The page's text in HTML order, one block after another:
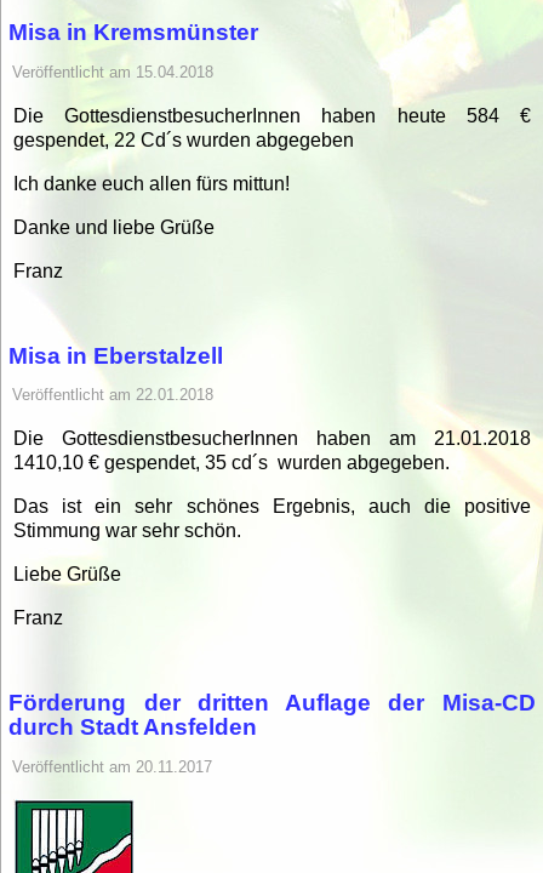
Misa in Kremsmünster
Veröffentlicht am 15.04.2018
Die GottesdienstbesucherInnen haben heute 584 €
gespendet, 22 Cd´s wurden abgegeben
Ich danke euch allen fürs mittun!
Danke und liebe Grüße
Franz
Misa in Eberstalzell
Veröffentlicht am 22.01.2018
Die GottesdienstbesucherInnen haben am 21.01.2018
1410,10 € gespendet, 35 cd´s wurden abgegeben.
Das ist ein sehr schönes Ergebnis, auch die positive
Stimmung war sehr schön.
Liebe Grüße
Franz
Förderung der dritten Auflage der Misa-CD
durch Stadt Ansfelden
Veröffentlicht am 20.11.2017